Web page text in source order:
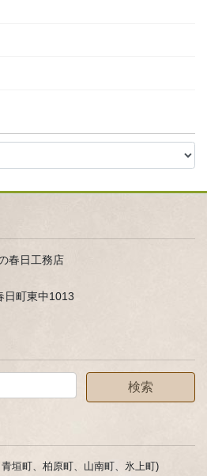
春日工務店
日町東中1013
垣町、柏原町、山南町、氷上町)